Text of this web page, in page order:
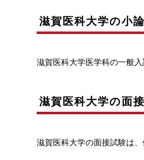
滋賀医科大学の小
滋賀医科大学医学科の一般
滋賀医科大学の面
滋賀医科大学の面接試験は